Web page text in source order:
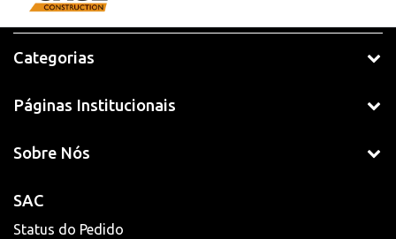
Categorias
Páginas Institucionais
Sobre Nós
SAC
Status do Pedido